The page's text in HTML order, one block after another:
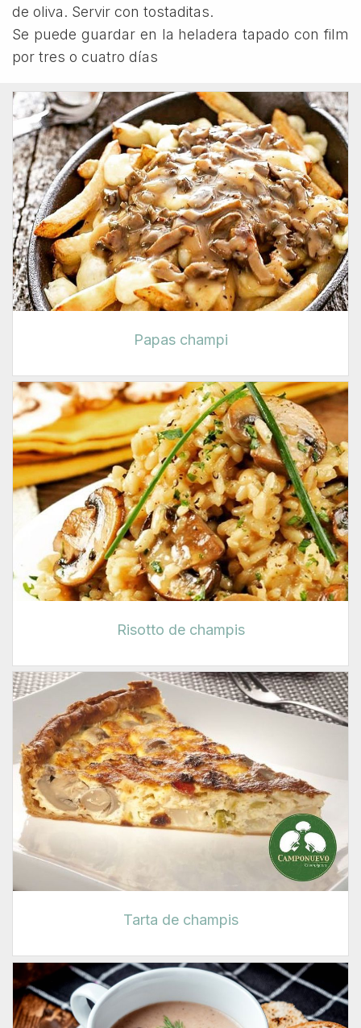
de oliva. Servir con tostaditas.
Se puede guardar en la heladera tapado con film
por tres o cuatro días
Papas champi
Risotto de champis
Tarta de champis